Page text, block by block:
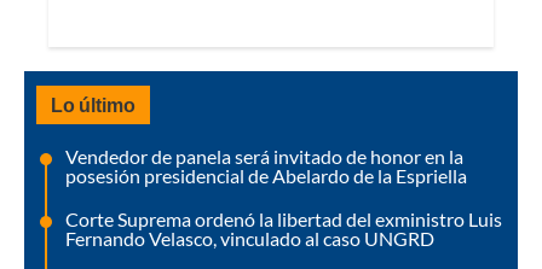
Lo último
Vendedor de panela será invitado de honor en la
posesión presidencial de Abelardo de la Espriella
Corte Suprema ordenó la libertad del exministro Luis
Fernando Velasco, vinculado al caso UNGRD